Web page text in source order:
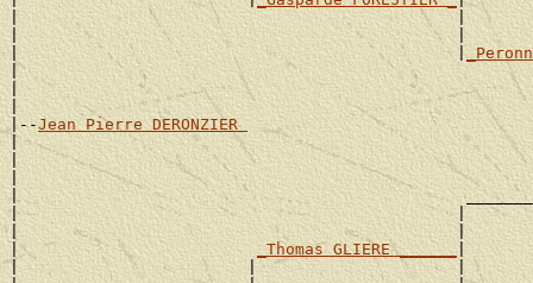
|                                              |
|
|                                              |
|
|
|
|--Jean Pierre DERONZIER
|
|
|
|
|                                              |
|                                              |
|
_Thomas GLIERE ______|
|                        |                     |